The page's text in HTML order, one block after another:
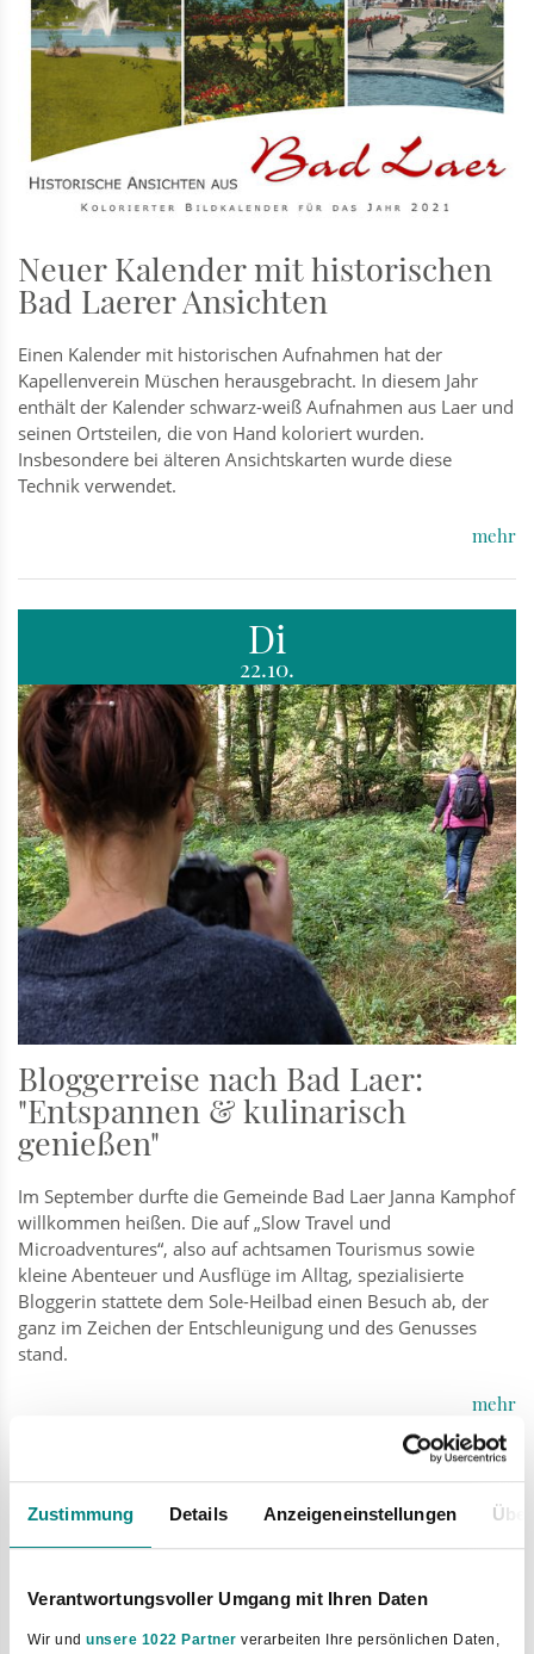
Zustimmung Details Anzeigeneinstellungen
Verantwortungsvoller Umgang mit Ihren Daten
Wir und unsere 1022 Partner verarbeiten Ihre persönlichen Daten,
Neuer Kalender mit historischen
Bad Laerer Ansichten
Einen Kalender mit historischen Aufnahmen hat der
Kapellenverein Müschen herausgebracht. In diesem Jahr
enthält der Kalender schwarz-weiß Aufnahmen aus Laer und
seinen Ortsteilen, die von Hand koloriert wurden.
Insbesondere bei älteren Ansichtskarten wurde diese
Technik verwendet.
mehr
Di
22.10.
Bloggerreise nach Bad Laer:
"Entspannen & kulinarisch
genießen"
Im September durfte die Gemeinde Bad Laer Janna Kamphof
willkommen heißen. Die auf „Slow Travel und
Microadventures“, also auf achtsamen Tourismus sowie
kleine Abenteuer und Ausflüge im Alltag, spezialisierte
Bloggerin stattete dem Sole-Heilbad einen Besuch ab, der
ganz im Zeichen der Entschleunigung und des Genusses
stand.
mehr
Mi